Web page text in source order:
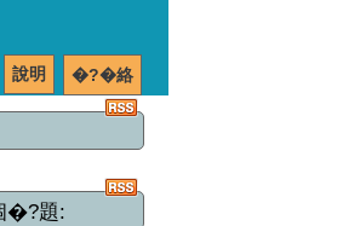
�?�絡
說明
�?題: